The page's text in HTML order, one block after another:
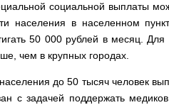
социальной выплаты
населения в населенном
50 000 рублей в месяц.
чем в крупных городах.
до 50 тысяч человек
с задачей поддержать